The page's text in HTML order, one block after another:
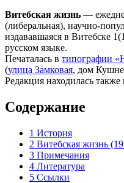
Витебская жизнь —
(либеральная), научно-
издававшаяся в Витебске
русском языке.
Печаталась в типографии
(улица Замковая, дом
Редакция находилась
Содержание
1 История
2 Витебская жизнь
3 Примечания
4 Литература
5 Ссылки